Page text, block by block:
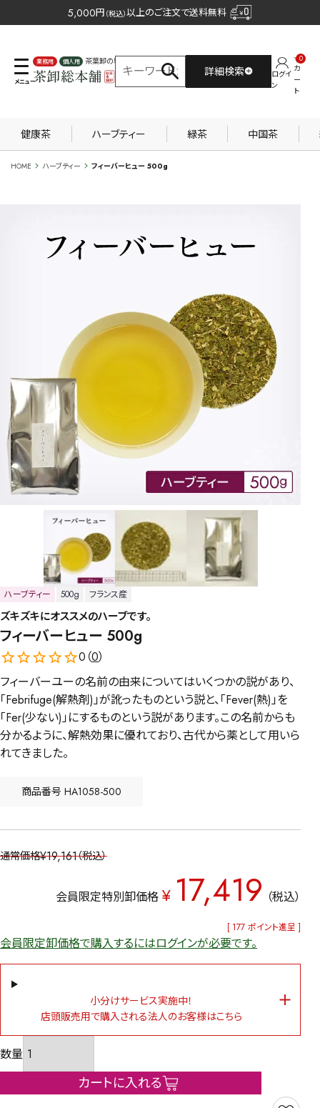
5,000円 （税込）以上のご注文で送料無料
業務用 個人用
茶葉卸の専門サイト
詳細検索
ログイ
ン
カ
ー
ト
0
健康茶 ハーブティー 緑茶 中国茶
HOME ハーブティー フィーバーヒュー 500g
ハーブティー 500g フランス産
ズキズキにオススメのハーブです。
フィーバーヒュー 500g
0（0）
フィーバーユーの名前の由来についてはいくつかの説があり、
「Febrifuge(解熱剤)」が訛ったものという説と、「Fever(熱)」を
「Fer(少ない)」にするものという説があります。この名前からも
分かるように、解熱効果に優れており、古代から薬として用いら
れてきました。
商品番号 HA1058-500
通常価格¥19,161 税込
会員限定特別卸価格 ¥ 17,419 税込
[ 177 ポイント進呈 ]
会員限定卸価格で購入するにはログインが必要です。
小分けサービス実施中！
店頭販売用で購入される法人のお客様はこちら
カートに入れる